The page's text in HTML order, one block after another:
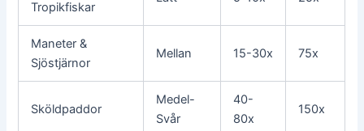
Tropikfiskar
Maneter &
Sjöstjärnor
Mellan 15-30x 75x
Sköldpaddor
Medel-
Svår
40-
80x
150x